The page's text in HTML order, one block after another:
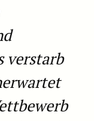
verstarb